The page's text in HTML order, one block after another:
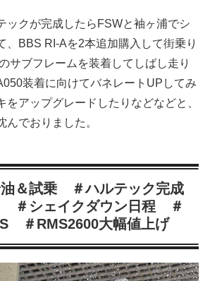
ックが完成したらFSWと袖ヶ浦でシ
、BBS RI-Aを2本追加購入して街乗り
サブフレームを装着してしばし走り
装着に向けてバネレートUPしてみ
をアップグレードしたりなどなどと、
んでおりました。
油＆試乗 ＃ハルテック完成
＃シェイクダウン日程 ＃
＃RMS2600大幅値上げ